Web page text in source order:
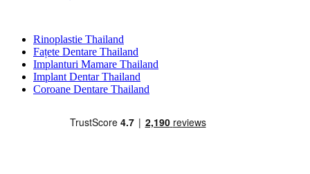
Rinoplastie Thailand
Fațete Dentare Thailand
Implanturi Mamare Thailand
Implant Dentar Thailand
Coroane Dentare Thailand